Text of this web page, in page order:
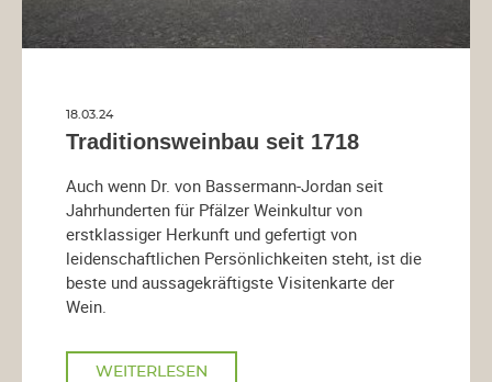
18.03.24
Traditionsweinbau seit 1718
Auch wenn Dr. von Bassermann-Jordan seit
Jahrhunderten für Pfälzer Weinkultur von
erstklassiger Herkunft und gefertigt von
leidenschaftlichen Persönlichkeiten steht, ist die
beste und aussagekräftigste Visitenkarte der
Wein.
WEITERLESEN